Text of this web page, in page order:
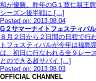
和が優勝。昨年のG１寛仁親王
シーズン後半戦に […]
Posted on: 2013.08.04
G２サマーナイトフェスティバ
８月２日から２日間の日程で行
トフェスティバルが今年は福島
は、初日に行なわれる全９レー
とのできる超サバイ […]
Posted on: 2013.08.03
OFFICIAL CHANNEL